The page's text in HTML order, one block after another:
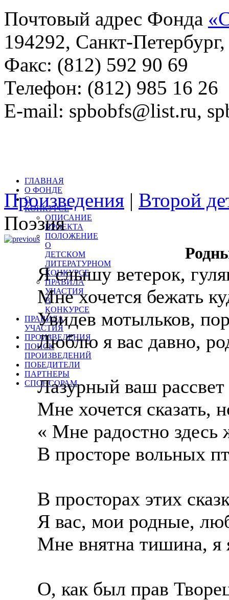
Почтовый адрес Фонда
194292, Санкт-
Факс: (812) 592 90 69
Телефон: (812) 985 16 26
E-mail: spbobfs@list.ru,
ГЛАВНАЯ
О ФОНДЕ
О
КОНКУРСЕ
ОПИСАНИЕ
ПРОЕКТА
ПОЛОЖЕНИЕ
О
ДЕТСКОМ
ЛИТЕРАТУРНОМ
КОНКУРСЕ
ПРАВИЛА
УЧАСТИЯ
В
КОНКУРСЕ
ПРАВИЛА
УЧАСТИЯ
ПРОИЗВЕДЕНИЯ
ПОИСК
ПРОИЗВЕДЕНИЙ
ПОБЕДИТЕЛИ
ПАРТНЕРЫ
СПОНСОРАМ
Произведения | Второй
Поэзия
Я слышу ветерок,
Мне хочется бежать
Увидев мотыльков,
Люблю я вас давно,
Лазурный ваш
Мне хочется сказать,
« Мне радостно здесь
В просторе вольных
В просторах этих
Я вас, мои родные,
Мне внятна тишина,
О, как был прав